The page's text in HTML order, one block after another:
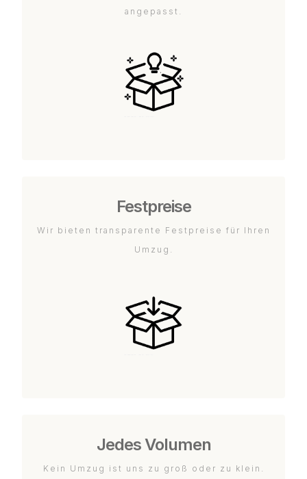
angepasst.
Festpreise
Wir bieten transparente Festpreise für Ihren
Umzug.
Jedes Volumen
Kein Umzug ist uns zu groß oder zu klein.